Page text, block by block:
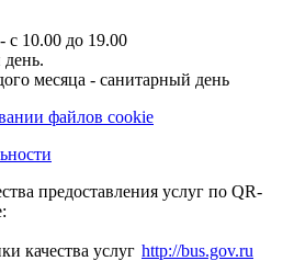
с 10.00 до 19.00
день.
месяца - санитарный день
файлов cookie
предоставления услуг по QR-
http://bus.gov.ru